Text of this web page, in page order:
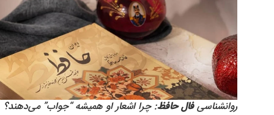
روانشناسیفال حافظ: چرا اشعار او همیشه “جواب” می‌دهند؟